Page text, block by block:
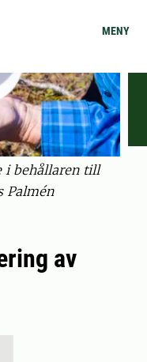
MENY
i behållaren till
Palmén
av